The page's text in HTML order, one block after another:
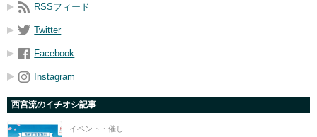
RSSフィード
Twitter
Facebook
Instagram
西宮流のイチオシ記事
イベント・催し